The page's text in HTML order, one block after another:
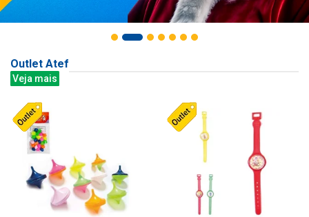
Outlet Atef
Veja mais